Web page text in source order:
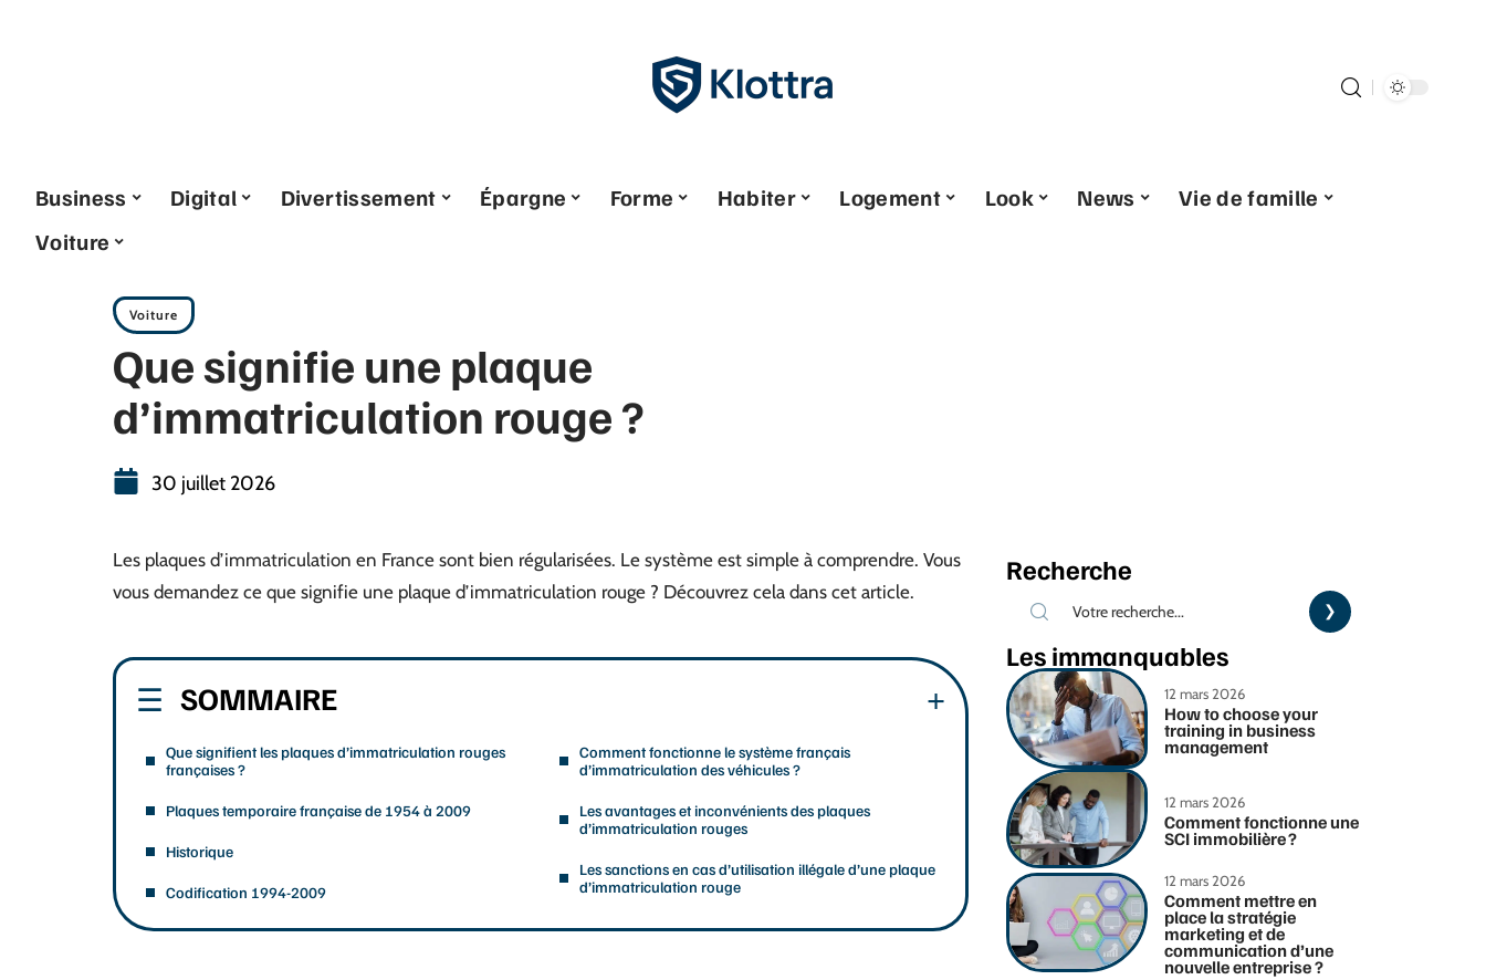
Business Digital Divertissement Épargne Forme Habiter Logement Look News
Vie de famille
Voiture
Voiture
Que signifie une plaque
d’immatriculation rouge ?
30 juillet 2026
Les plaques d’immatriculation en France sont bien régularisées. Le système est simple à comprendre. Vous
vous demandez ce que signifie une plaque d’immatriculation rouge ? Découvrez cela dans cet article.
SOMMAIRE
Que signifient les plaques d’immatriculation rouges
françaises ?
Plaques temporaire française de 1954 à 2009
Historique
Codification 1994-2009
Comment fonctionne le système français
d’immatriculation des véhicules ?
Les avantages et inconvénients des plaques
d’immatriculation rouges
Les sanctions en cas d’utilisation illégale d’une plaque
d’immatriculation rouge
Recherche
Les immanquables
12 mars 2026
How to choose your
training in business
management
12 mars 2026
Comment fonctionne une
SCI immobilière ?
12 mars 2026
Comment mettre en
place la stratégie
marketing et de
communication d’une
nouvelle entreprise ?